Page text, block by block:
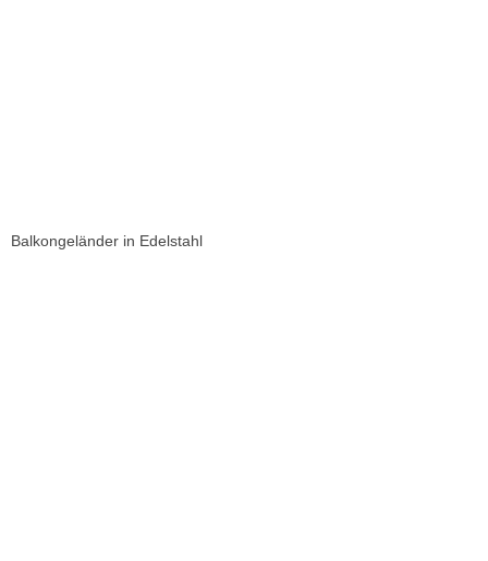
Balkongeländer in Edelstahl